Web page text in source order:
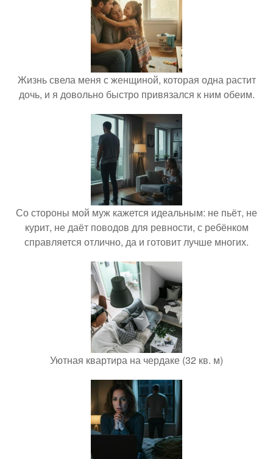
Жизнь свела меня с женщиной, которая одна растит
дочь, и я довольно быстро привязался к ним обеим.
Со стороны мой муж кажется идеальным: не пьёт, не
курит, не даёт поводов для ревности, с ребёнком
справляется отлично, да и готовит лучше многих.
Уютная квартира на чердаке (32 кв. м)